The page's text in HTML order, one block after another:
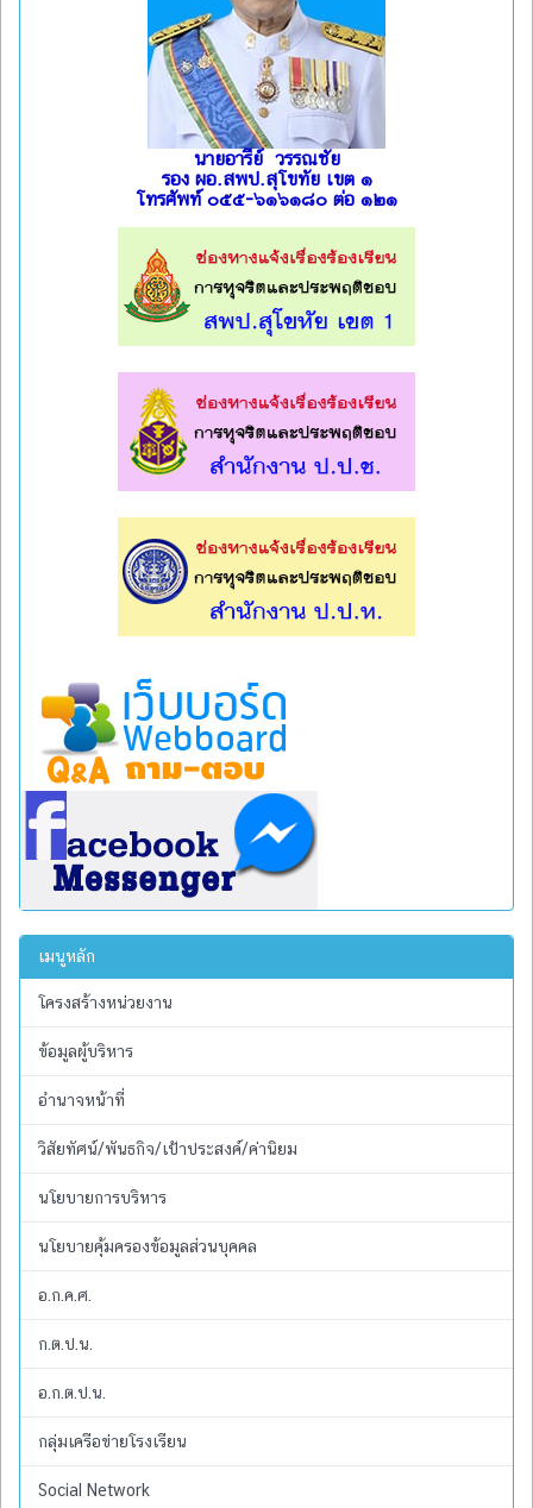
นายอารีย์ วรรณชัย
รอง ผอ.สพป.สุโขทัย เขต ๑
โทรศัพท์ ๐๕๕-๖๑๖๑๘๐ ต่อ ๑๒๑
เมนูหลัก
โครงสร้างหน่วยงาน
ข้อมูลผู้บริหาร
อำนาจหน้าที่
วิสัยทัศน์/พันธกิจ/เป้าประสงค์/ค่านิยม
นโยบายการบริหาร
นโยบายคุ้มครองข้อมูลส่วนบุคคล
อ.ก.ค.ศ.
ก.ต.ป.น.
อ.ก.ต.ป.น.
กลุ่มเครือข่ายโรงเรียน
Social Network